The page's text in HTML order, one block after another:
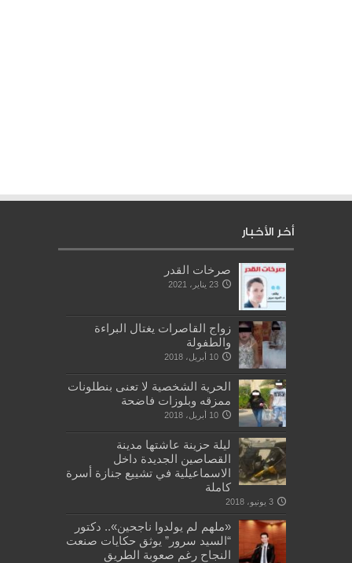
أخر الأخبار
صرخات القدر
23 يناير، 2021
زواج القاصرات يغتال البراءة
والطفولة
10 أبريل، 2018
الحرية الشخصية لا تعنى بنطلونات
ممزقه وبلوزات فاضحة
10 أبريل، 2018
ليلة حزينة عاشتها مدينة
القصاصين الجديدة داخل
الاسماعيلية في تشييع جنازة أسرة
كاملة
3 يونيو، 2018
«ملهم لم يولدوا ناجحين».. دكتور
“السيد سرور” يوثق حكايات صنعت
النجاح رغم صعوبة الطريق